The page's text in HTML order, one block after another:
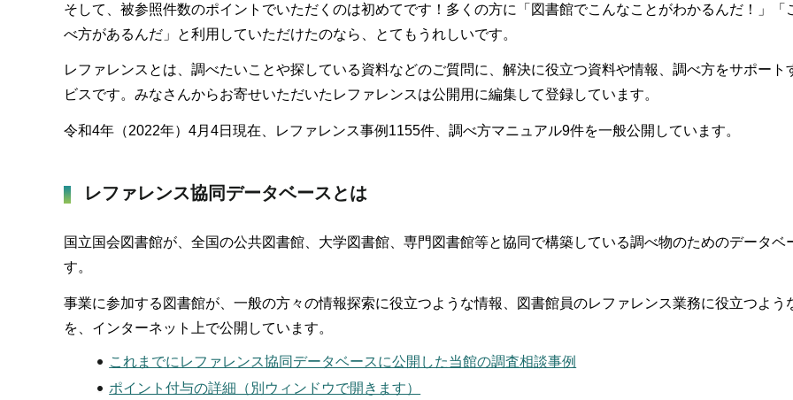
そして、被参照件数のポイントでいただくのは初めてです！多くの方に「図書館でこんなことがわかるんだ！」「
べ方があるんだ」と利用していただけたのなら、とてもうれしいです。
レファレンスとは、調べたいことや探している資料などのご質問に、解決に役立つ資料や情報、調べ方をサポート
ビスです。みなさんからお寄せいただいたレファレンスは公開用に編集して登録しています。
令和4年（2022年）4月4日現在、レファレンス事例1155件、調べ方マニュアル9件を一般公開しています。
レファレンス協同データベースとは
国立国会図書館が、全国の公共図書館、大学図書館、専門図書館等と協同で構築している調べ物のためのデータベ
す。
事業に参加する図書館が、一般の方々の情報探索に役立つような情報、図書館員のレファレンス業務に役立つよう
を、インターネット上で公開しています。
これまでにレファレンス協同データベースに公開した当館の調査相談事例
ポイント付与の詳細（別ウィンドウで開きます）